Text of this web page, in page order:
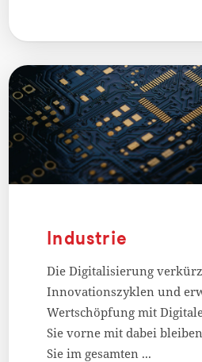
Industrie
Die Digitalisierung
Innovationszyklen und
Wertschöpfung mit
Sie vorne mit dabei
Sie im gesamten ...